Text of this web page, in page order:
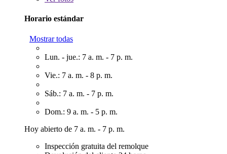
Horario estándar
Mostrar todas
Lun. - jue.: 7 a. m. - 7 p. m.
Vie.: 7 a. m. - 8 p. m.
Sáb.: 7 a. m. - 7 p. m.
Dom.: 9 a. m. - 5 p. m.
Hoy abierto de 7 a. m. - 7 p. m.
Inspección gratuita del remolque